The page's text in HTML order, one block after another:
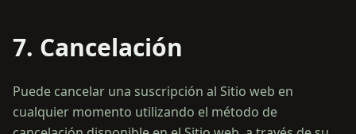
7. Cancelación
Puede cancelar una suscripción al Sitio web en
cualquier momento utilizando el método de